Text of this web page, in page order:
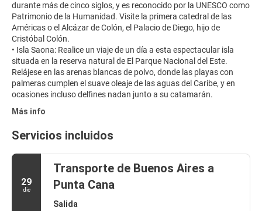
durante más de cinco siglos, y es reconocido por la UNESCO como
Patrimonio de la Humanidad. Visite la primera catedral de las
Américas o el Alcázar de Colón, el Palacio de Diego, hijo de
Cristóbal Colón.
• Isla Saona: Realice un viaje de un día a esta espectacular isla
situada en la reserva natural de El Parque Nacional del Este.
Relájese en las arenas blancas de polvo, donde las playas con
palmeras cumplen el suave oleaje de las aguas del Caribe, y en
Más info
Servicios incluidos
29
dic
Transporte de Buenos Aires a
Punta Cana
Salida